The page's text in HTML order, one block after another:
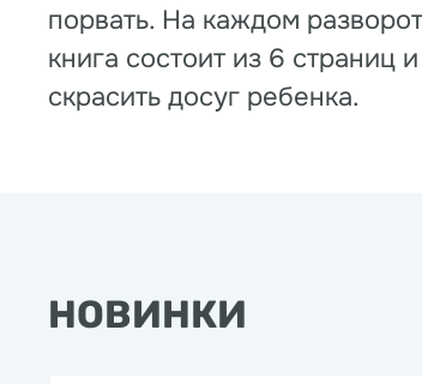
порвать. На каждом
книга состоит из 6 страниц
скрасить досуг ребенка.
НОВИНКИ